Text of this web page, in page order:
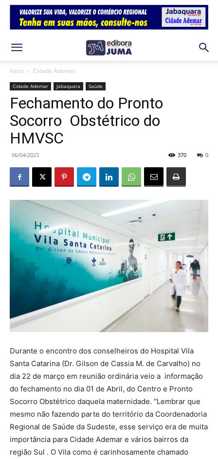
Início Cidade Ademar
Cidade Ademar Jabaquara Saúde
Fechamento do Pronto
Socorro Obstétrico do
HMVSC
06/04/2023 0
370
Durante o encontro dos conselheiros do Hospital Vila
Santa Catarina (Dr. Gilson de Cassia M. de Carvalho) no
dia 22 de março em reunião ordinária veio a informação
do fechamento no dia 01 de Abril, do Centro e Pronto
Socorro Obstétrico daquela maternidade. “Lembrar que
mesmo não fazendo parte do território da Coordenadoria
Regional de Saúde da Sudeste, esse serviço era de muita
importância para Cidade Ademar e vários bairros da
região Sul . O Vila como é carinhosamente chamado